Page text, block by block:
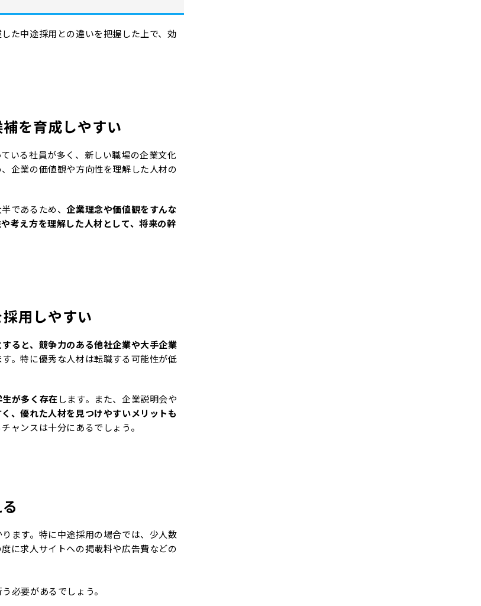
た中途採用との違いを把握した上で、効
を育成しやすい
いる社員が多く、新しい職場の企業文化
企業の価値観や方向性を理解した人材の
であるため、企業理念や価値観をすんな
考え方を理解した人材として、将来の幹
用しやすい
ると、競争力のある他社企業や大手企業
。特に優秀な人材は転職する可能性が低
が多く存在します。また、企業説明会や
、優れた人材を見つけやすいメリットも
ャンスは十分にあるでしょう。
ます。特に中途採用の場合では、少人数
に求人サイトへの掲載料や広告費などの
必要があるでしょう。